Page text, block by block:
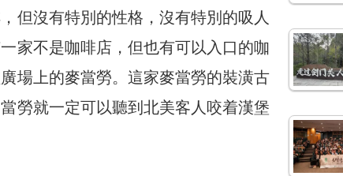
但沒有特別的性格，沒有特別的吸人
家不是咖啡店，但也有可以入口的咖
場上的麥當勞。這家麥當勞的裝潢古
勞就一定可以聽到北美客人咬着漢堡